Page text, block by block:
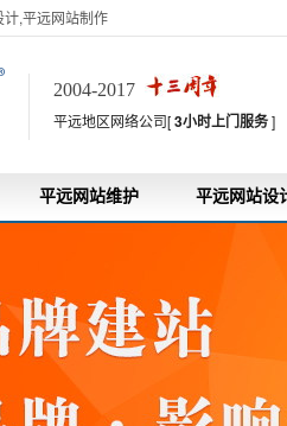
,平远网站制作
2004-2017
平远地区网络公司[3小时上门服务]
平远网站维护 平远网站设